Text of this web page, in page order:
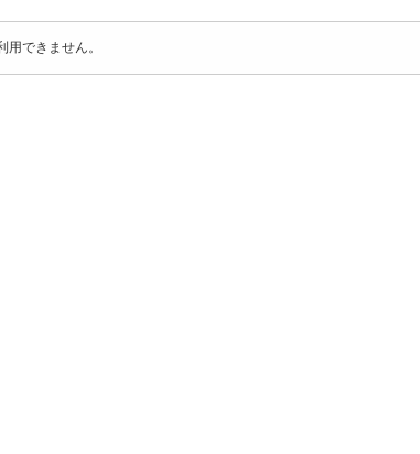
用できません。